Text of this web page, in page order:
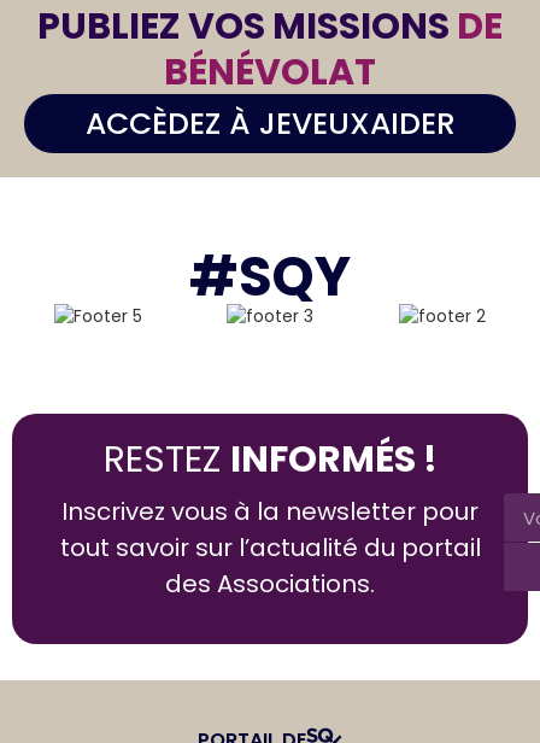
PUBLIEZ VOS MISSIONS DE
BÉNÉVOLAT
ACCÈDEZ À JEVEUXAIDER
#SQY
RESTEZ INFORMÉS !
Inscrivez vous à la newsletter pour
tout savoir sur l’actualité du portail
des Associations.